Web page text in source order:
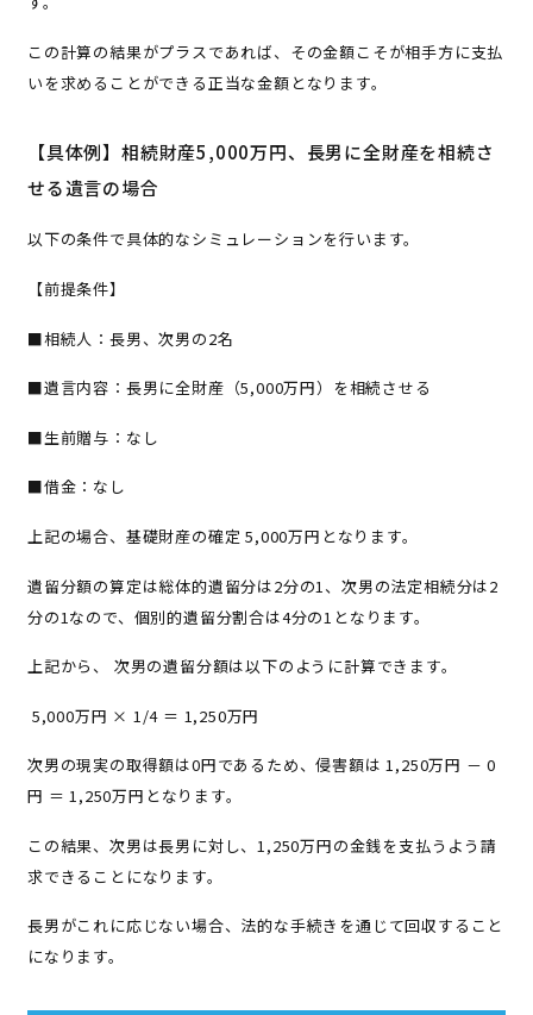
この計算の結果がプラスであれば、その金額こそが相手方に支払
いを求めることができる正当な金額となります。
【具体例】相続財産5,000万円、長男に全財産を相続さ
せる遺言の場合
以下の条件で具体的なシミュレーションを行います。
【前提条件】
■相続人：長男、次男の2名
■遺言内容：長男に全財産（5,000万円）を相続させる
■生前贈与：なし
■借金：なし
上記の場合、基礎財産の確定 5,000万円となります。
遺留分額の算定は総体的遺留分は2分の1、次男の法定相続分は2
分の1なので、個別的遺留分割合は4分の1となります。
上記から、 次男の遺留分額は以下のように計算できます。
5,000万円 × 1/4 ＝ 1,250万円
次男の現実の取得額は0円であるため、侵害額は 1,250万円 － 0
円 ＝ 1,250万円となります。
この結果、次男は長男に対し、1,250万円の金銭を支払うよう請
求できることになります。
長男がこれに応じない場合、法的な手続きを通じて回収すること
になります。